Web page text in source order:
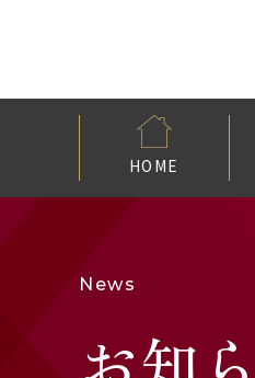
HOME
News